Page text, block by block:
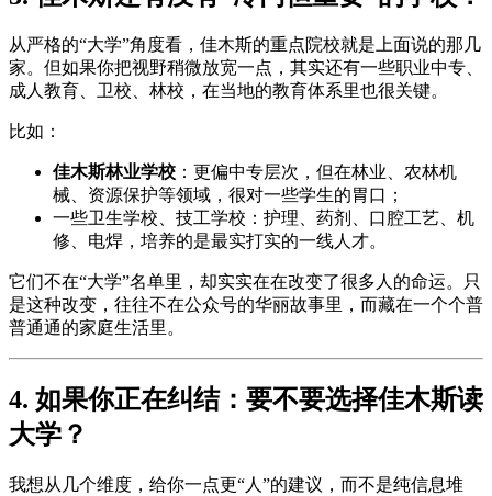
从严格的“大学”角度看，佳木斯的重点院校就是上面说的那几
家。但如果你把视野稍微放宽一点，其实还有一些职业中专、
成人教育、卫校、林校，在当地的教育体系里也很关键。
比如：
佳木斯林业学校 ：更偏中专层次，但在林业、农林机
械、资源保护等领域，很对一些学生的胃口；
一些卫生学校、技工学校：护理、药剂、口腔工艺、机
修、电焊，培养的是最实打实的一线人才。
它们不在“大学”名单里，却实实在在改变了很多人的命运。只
是这种改变，往往不在公众号的华丽故事里，而藏在一个个普
普通通的家庭生活里。
4. 如果你正在纠结：要不要选择佳木斯读
大学？
我想从几个维度，给你一点更“人”的建议，而不是纯信息堆